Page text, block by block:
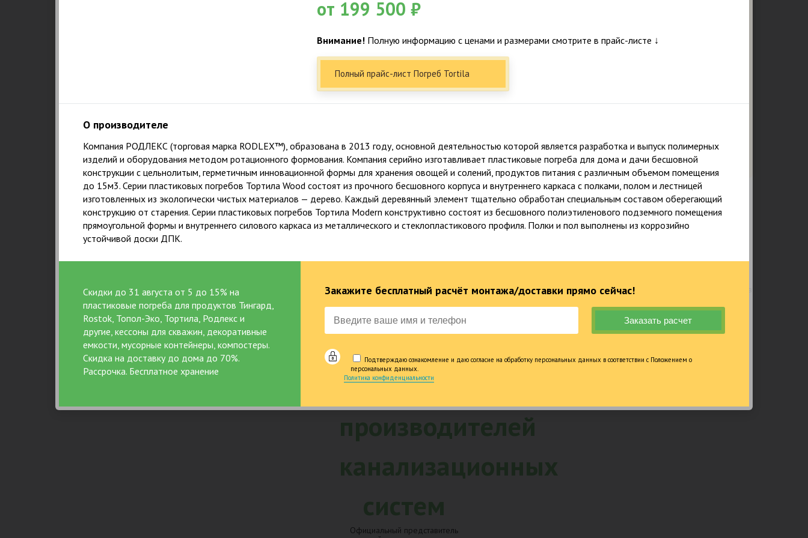
данных.
Политика конфиденциальности
Факты о Био-Эксперт
НАШ ПРИНЦИП
пожизненной поддержкой
16
канализации, 24 года опыта в
строительстве
Официальный представитель
25
гарантии на работы и изделия
267
сертифицированных специалистов
от 199 500 ₽
Внимание! Полную информацию с ценами и размерами смотрите в прайс-листе ↓
Полный прайс-лист Погреб Tortila
О производителе
Компания РОДЛЕКС (торговая марка RODLEX™), образована в 2013 году, основной деятельностью которой является разработка и выпуск полимерных
изделий и оборудования методом ротационного формования. Компания серийно изготавливает пластиковые погреба для дома и дачи бесшовной
конструкции с цельнолитым, герметичным инновационной формы для хранения овощей и солений, продуктов питания с различным объемом помещения
до 15м3. Серии пластиковых погребов Тортила Wood состоят из прочного бесшовного корпуса и внутреннего каркаса с полками, полом и лестницей
изготовленных из экологически чистых материалов — дерево. Каждый деревянный элемент тщательно обработан специальным составом оберегающий
конструкцию от старения. Серии пластиковых погребов Тортила Modern конструктивно состоят из бесшовного полиэтиленового подземного помещения
прямоугольной формы и внутреннего силового каркаса из металлического и стеклопластикового профиля. Полки и пол выполнены из коррозийно
устойчивой доски ДПК.
Скидки до 31 августа от 5 до 15% на
пластиковые погреба для продуктов Тингард,
Rostok, Топол-Эко, Тортила, Родлекс и
другие, кессоны для скважин, декоративные
емкости, мусорные контейнеры, компостеры.
Скидка на доставку до дома до 70%.
Рассрочка. Бесплатное хранение
Закажите бесплатный расчёт монтажа/доставки прямо сейчас!
Подтверждаю ознакомление и даю согласие на обработку персональных данных в соответствии с Положением о
персональных данных.
Политика конфиденциальности